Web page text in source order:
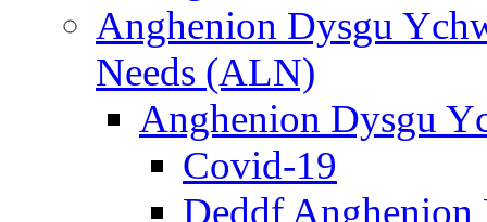
Anghenion Dysgu
Needs (ALN)
Anghenion Dysgu
Covid-19
Deddf